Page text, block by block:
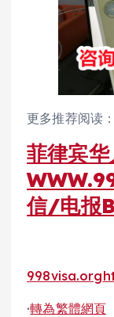
更多推荐阅读：
菲律宾
信/电报
998visa.org
·轉為繁體網頁